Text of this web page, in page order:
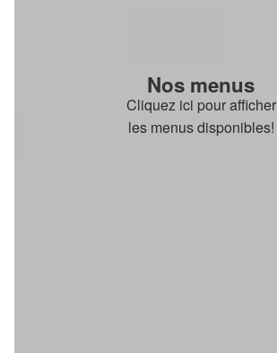
Nos menus
Cliquez ici pour afficher
les menus disponibles!